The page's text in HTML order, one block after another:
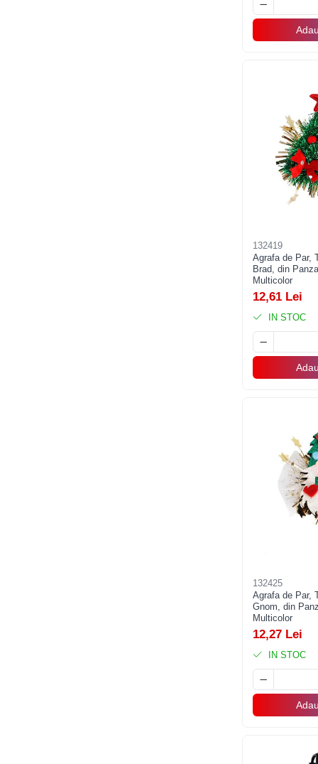
132419
Agrafa de Par,
Brad, din
Multicolor
12,61 Lei
IN STOC
132425
Agrafa de Par,
Gnom, din
Multicolor
12,27 Lei
IN STOC